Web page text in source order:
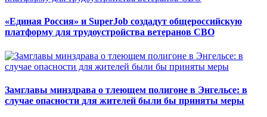
«Единая Россия» и SuperJob создадут общероссийскую
платформу для трудоустройства ветеранов СВО
Замглавы минздрава о тлеющем полигоне в Энгельсе: в
случае опасности для жителей были бы приняты меры